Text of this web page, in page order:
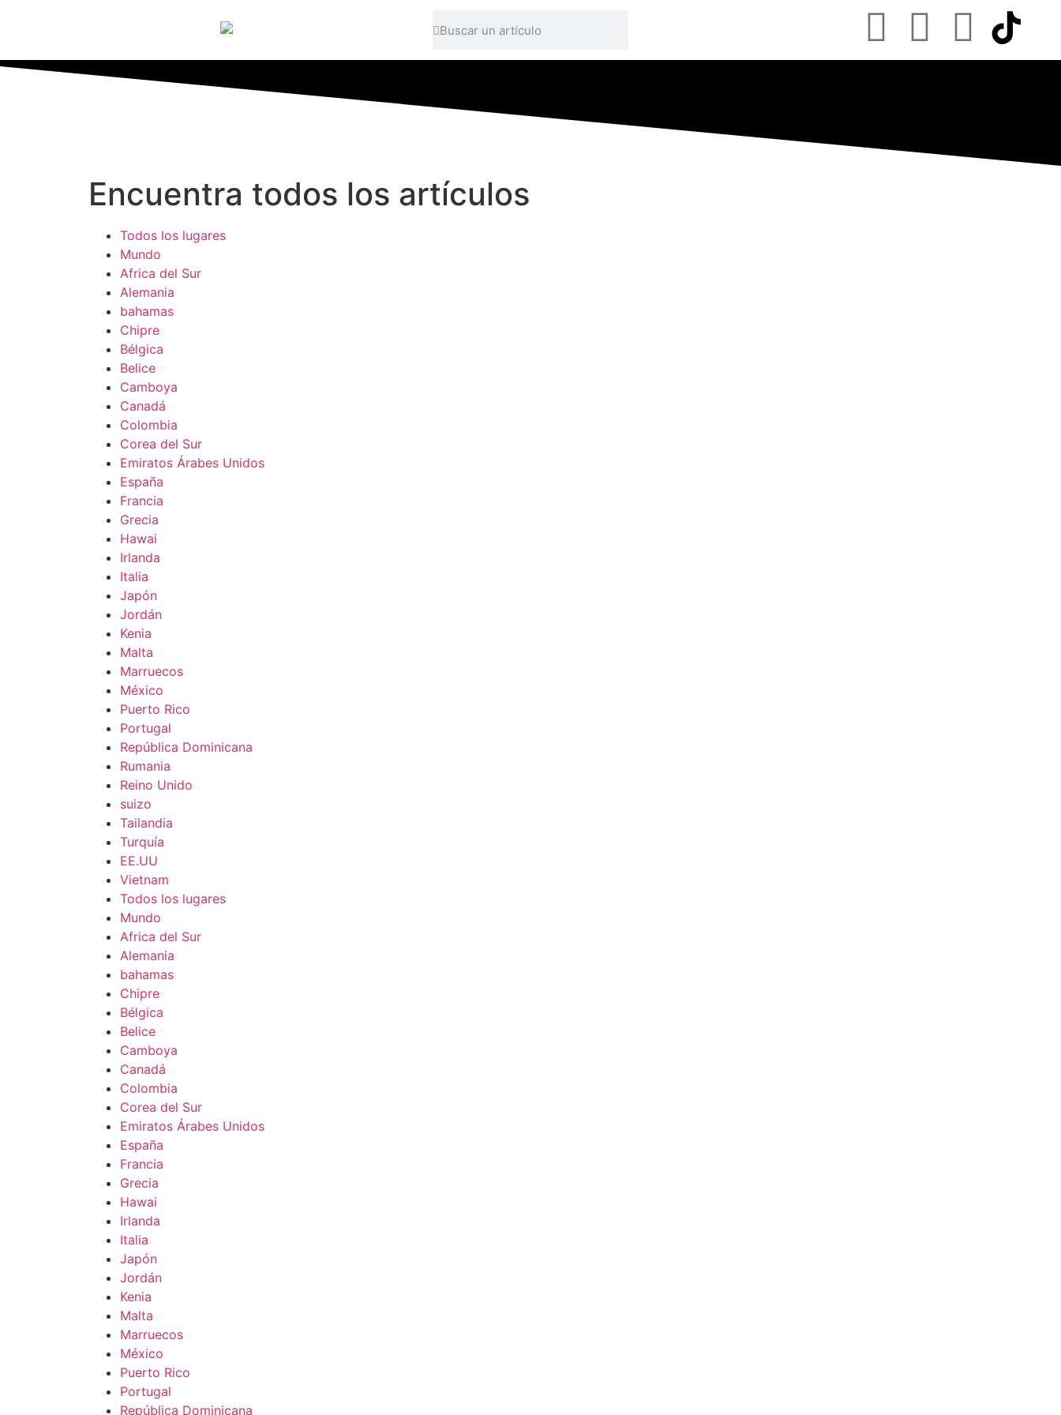
Encuentra todos los artículos
Todos los lugares
Mundo
Africa del Sur
Alemania
bahamas
Chipre
Bélgica
Belice
Camboya
Canadá
Colombia
Corea del Sur
Emiratos Árabes Unidos
España
Francia
Grecia
Hawai
Irlanda
Italia
Japón
Jordán
Kenia
Malta
Marruecos
México
Puerto Rico
Portugal
República Dominicana
Rumania
Reino Unido
suizo
Tailandia
Turquía
EE.UU
Vietnam
Todos los lugares
Mundo
Africa del Sur
Alemania
bahamas
Chipre
Bélgica
Belice
Camboya
Canadá
Colombia
Corea del Sur
Emiratos Árabes Unidos
España
Francia
Grecia
Hawai
Irlanda
Italia
Japón
Jordán
Kenia
Malta
Marruecos
México
Puerto Rico
Portugal
República Dominicana